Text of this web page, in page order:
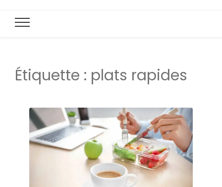
Étiquette : plats rapides